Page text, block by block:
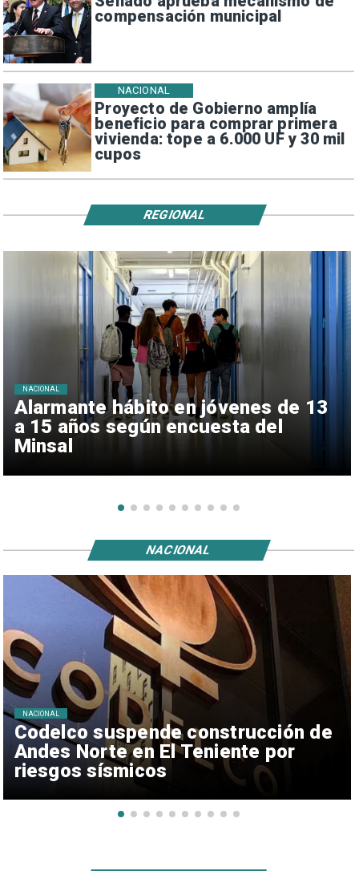
compensación municipal
Proyecto de Gobierno amplía
beneficio para comprar primera
vivienda: tope a 6.000 UF y 30 mil
cupos
NACIONAL
Alarmante hábito en jóvenes de 13
a 15 años según encuesta del
Minsal
NACIONAL
REGIONAL
Codelco suspende construcción de
Andes Norte en El Teniente por
riesgos sísmicos
NACIONAL
NACIONAL